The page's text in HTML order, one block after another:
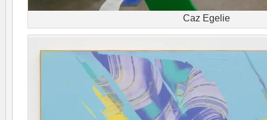
Caz Egelie